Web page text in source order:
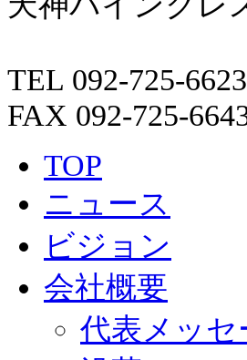
TEL 092-725-6623
FAX 092-725-
TOP
ニュース
ビジョン
会社概要
代表メッセ